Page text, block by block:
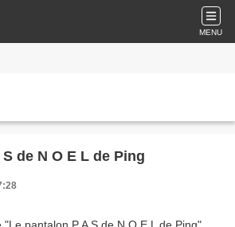
MENU
de N O E L de Ping